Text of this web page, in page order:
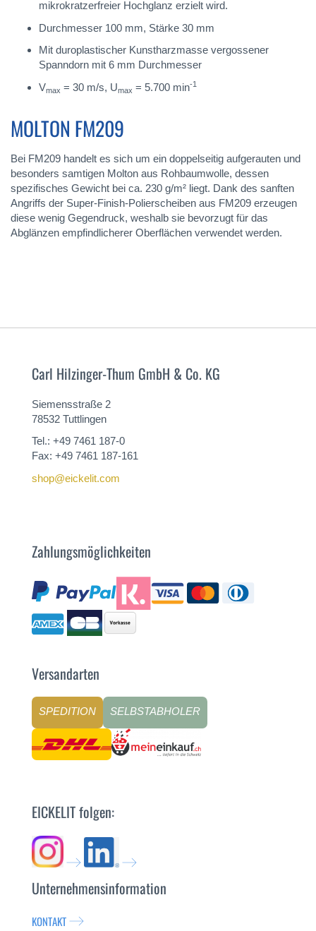
mikrokratzerfreier Hochglanz erzielt wird.
Durchmesser 100 mm, Stärke 30 mm
Mit duroplastischer Kunstharzmasse vergossener
Spanndorn mit 6 mm Durchmesser
Vmax = 30 m/s, Umax = 5.700 min-1
MOLTON FM209
Bei FM209 handelt es sich um ein doppelseitig aufgerauten und
besonders samtigen Molton aus Rohbaumwolle, dessen
spezifisches Gewicht bei ca. 230 g/m² liegt. Dank des sanften
Angriffs der Super-Finish-Polierscheiben aus FM209 erzeugen
diese wenig Gegendruck, weshalb sie bevorzugt für das
Abglänzen empfindlicherer Oberflächen verwendet werden.
Carl Hilzinger-Thum GmbH & Co. KG
Siemensstraße 2
78532 Tuttlingen
Tel.: +49 7461 187-0
Fax: +49 7461 187-161
shop@eickelit.com
Zahlungsmöglichkeiten
Versandarten
SPEDITION SELBSTABHOLER
EICKELIT folgen:
Unternehmensinformation
KONTAKT